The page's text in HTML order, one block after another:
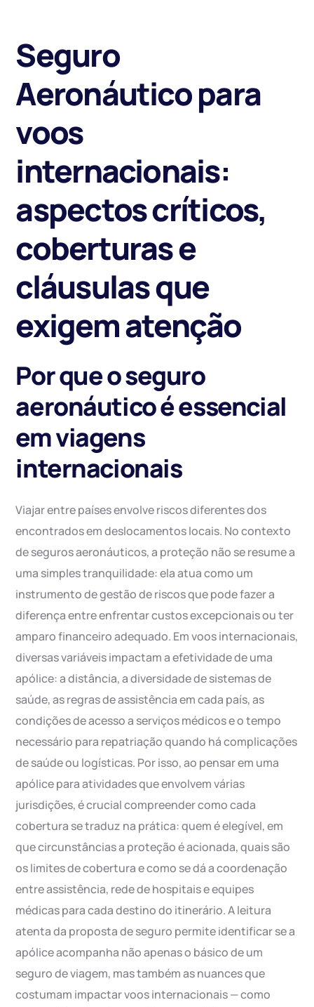
Seguro
Aeronáutico para
voos
internacionais:
aspectos críticos,
coberturas e
cláusulas que
exigem atenção
Por que o seguro
aeronáutico é essencial
em viagens
internacionais
Viajar entre países envolve riscos diferentes dos
encontrados em deslocamentos locais. No contexto
de seguros aeronáuticos, a proteção não se resume a
uma simples tranquilidade: ela atua como um
instrumento de gestão de riscos que pode fazer a
diferença entre enfrentar custos excepcionais ou ter
amparo financeiro adequado. Em voos internacionais,
diversas variáveis impactam a efetividade de uma
apólice: a distância, a diversidade de sistemas de
saúde, as regras de assistência em cada país, as
condições de acesso a serviços médicos e o tempo
necessário para repatriação quando há complicações
de saúde ou logísticas. Por isso, ao pensar em uma
apólice para atividades que envolvem várias
jurisdições, é crucial compreender como cada
cobertura se traduz na prática: quem é elegível, em
que circunstâncias a proteção é acionada, quais são
os limites de cobertura e como se dá a coordenação
entre assistência, rede de hospitais e equipes
médicas para cada destino do itinerário. A leitura
atenta da proposta de seguro permite identificar se a
apólice acompanha não apenas o básico de um
seguro de viagem, mas também as nuances que
costumam impactar voos internacionais — como